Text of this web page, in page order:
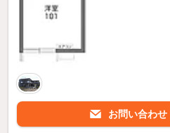
お問い合わせ